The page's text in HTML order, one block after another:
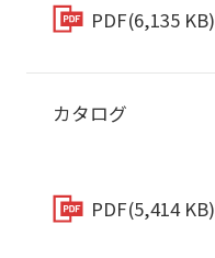
PDF(6,135 KB)
カタログ
PDF(5,414 KB)